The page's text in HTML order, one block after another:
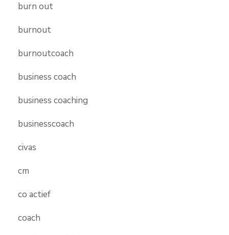
burn out
burnout
burnoutcoach
business coach
business coaching
businesscoach
civas
cm
co actief
coach